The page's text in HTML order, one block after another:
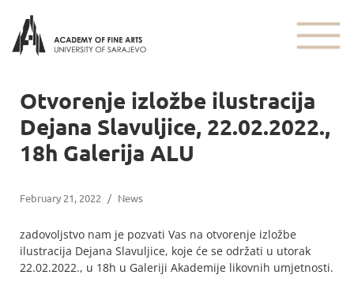
Otvorenje izložbe ilustracija
Dejana Slavuljice, 22.02.2022.,
18h Galerija ALU
February 21, 2022 / News
zadovoljstvo nam je pozvati Vas na otvorenje izložbe
ilustracija Dejana Slavuljice, koje će se održati u utorak
22.02.2022., u 18h u Galeriji Akademije likovnih umjetnosti.